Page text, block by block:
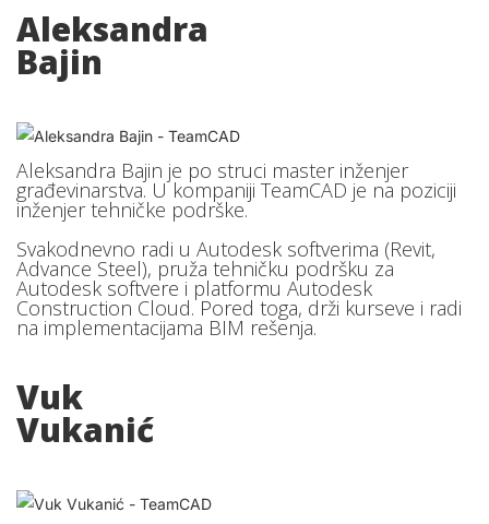
Aleksandra
Bajin
Aleksandra Bajin je po struci master inženjer
građevinarstva. U kompaniji TeamCAD je na poziciji
inženjer tehničke podrške.
Svakodnevno radi u Autodesk softverima (Revit,
Advance Steel), pruža tehničku podršku za
Autodesk softvere i platformu Autodesk
Construction Cloud. Pored toga, drži kurseve i radi
na implementacijama BIM rešenja.
Vuk
Vukanić